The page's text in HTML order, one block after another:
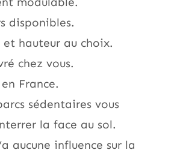
disponibles.
et hauteur au choix.
chez vous.
France.
sédentaires vous
la face au sol.
aucune influence sur la